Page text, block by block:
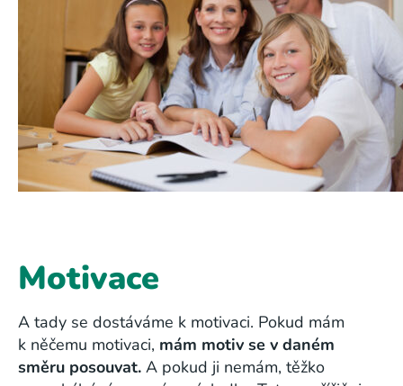
Motivace
A tady se dostáváme k motivaci. Pokud mám
k něčemu motivaci, mám motiv se v daném
směru posouvat. A pokud ji nemám, těžko